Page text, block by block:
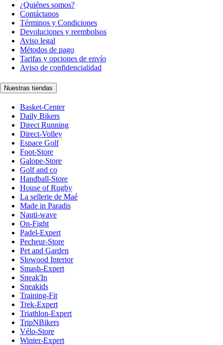
¿Quiénes somos?
Contáctanos
Términos y Condiciones
Devoluciones y reembolsos
Aviso legal
Métodos de pago
Tarifas y opciones de envío
Aviso de confidencialidad
Nuestras tiendas
Basket-Center
Daily Bikers
Direct Running
Direct-Volley
Espace Golf
Foot-Store
Galope-Store
Golf and co
Handball-Store
House of Rugby
La sellerie de Maé
Made in Paradis
Nauti-wave
On-Fight
Padel-Expert
Pecheur-Store
Pet and Garden
Slowood Interior
Smash-Expert
Sneak'In
Sneakids
Training-Fit
Trek-Expert
Triathlon-Expert
TripNBikers
Vélo-Store
Winter-Expert